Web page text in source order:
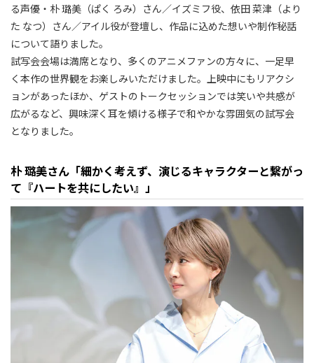
る声優・朴 璐美（ぱく ろみ）さん／イズミフ役、依田 菜津（より
た なつ）さん／アイル役が登壇し、作品に込めた想いや制作秘話
について語りました。
試写会会場は満席となり、多くのアニメファンの方々に、一足早
く本作の世界観をお楽しみいただけました。上映中にもリアクシ
ョンがあったほか、ゲストのトークセッションでは笑いや共感が
広がるなど、興味深く耳を傾ける様子で和やかな雰囲気の試写会
となりました。
朴 璐美さん「細かく考えず、演じるキャラクターと繋がっ
て『ハートを共にしたい』」